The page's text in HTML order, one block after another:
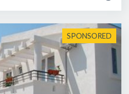
SPONSORED